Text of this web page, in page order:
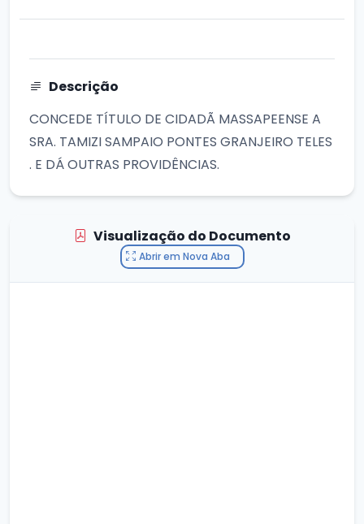
Descrição
CONCEDE TÍTULO DE CIDADÃ MASSAPEENSE A
SRA. TAMIZI SAMPAIO PONTES GRANJEIRO TELES
. E DÁ OUTRAS PROVIDÊNCIAS.
Visualização do Documento
Abrir em Nova Aba